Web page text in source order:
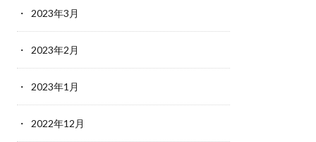
2023年3月
2023年2月
2023年1月
2022年12月